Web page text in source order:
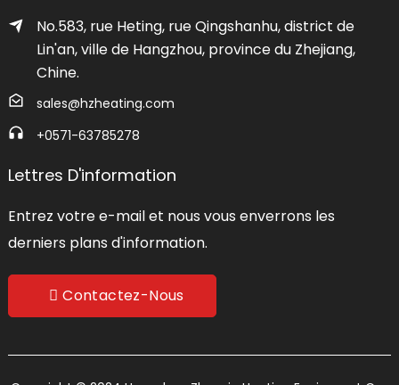
No.583, rue Heting, rue Qingshanhu, district de
Lin'an, ville de Hangzhou, province du Zhejiang,
Chine.
sales@hzheating.com
+0571-63785278
Lettres D'information
Entrez votre e-mail et nous vous enverrons les
derniers plans d'information.
Contactez-Nous